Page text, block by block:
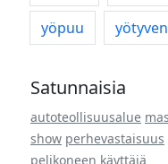
yöpuu
yötyven
Satunnaisia
autoteollisuusalue
show perhevastaisuus
pelikoneen käyttäjä